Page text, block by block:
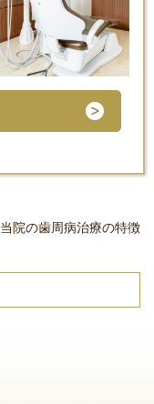
当院の歯周病治療の特徴